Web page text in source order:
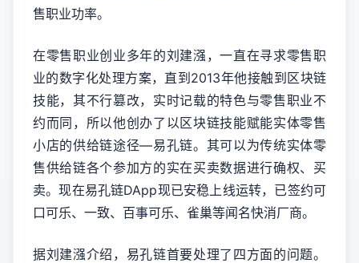
售职业功率。
在零售职业创业多年的刘建漒，一直在寻求零售职
业的数字化处理方案，直到2013年他接触到区块链
技能，其不行篡改，实时记载的特色与零售职业不
约而同，所以他创办了以区块链技能赋能实体零售
小店的供给链途径—易孔链。其可以为传统实体零
售供给链各个参加方的实在买卖数据进行确权、买
卖。现在易孔链DApp现已安稳上线运转，已签约可
口可乐、一致、百事可乐、雀巢等闻名快消厂商。
据刘建漒介绍，易孔链首要处理了四方面的问题。